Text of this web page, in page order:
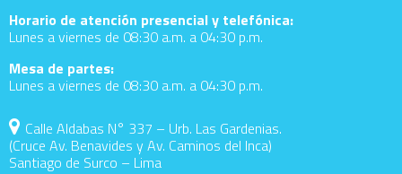
Horario de atención presencial y telefónica:
Lunes a viernes de 08:30 a.m. a 04:30 p.m.
Mesa de partes:
Lunes a viernes de 08:30 a.m. a 04:30 p.m.
Calle Aldabas N° 337 – Urb. Las Gardenias.
(Cruce Av. Benavides y Av. Caminos del Inca)
Santiago de Surco – Lima